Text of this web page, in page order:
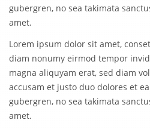
gubergren, no sea takimata
amet.
Lorem ipsum dolor sit amet,
diam nonumy eirmod tempor
magna aliquyam erat, sed diam
accusam et justo duo dolores et
gubergren, no sea takimata
amet.